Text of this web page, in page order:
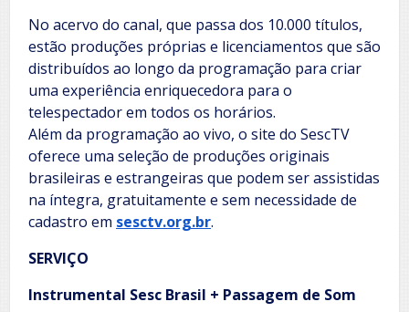
No acervo do canal, que passa dos 10.000 títulos,
estão produções próprias e licenciamentos que são
distribuídos ao longo da programação para criar
uma experiência enriquecedora para o
telespectador em todos os horários.
Além da programação ao vivo, o site do SescTV
oferece uma seleção de produções originais
brasileiras e estrangeiras que podem ser assistidas
na íntegra, gratuitamente e sem necessidade de
cadastro em sesctv.org.br.
SERVIÇO
Instrumental Sesc Brasil + Passagem de Som